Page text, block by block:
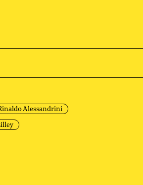
Alessandrini